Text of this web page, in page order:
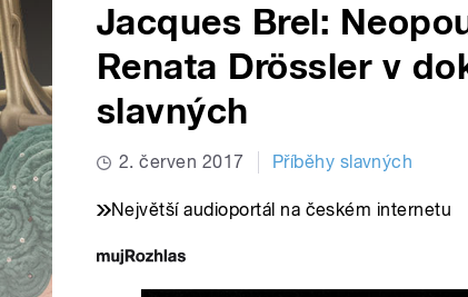
Jacques Brel:
Renata Drössler v
slavných
2. červen 2017 Příběhy slavných
Největší audioportál na českém internetu